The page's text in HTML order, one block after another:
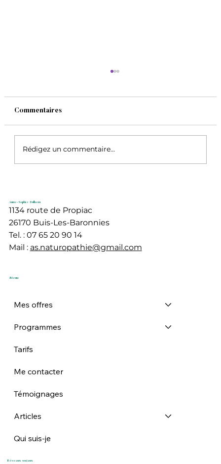
Commentaires
Rédigez un commentaire...
Anne-Sophie Dolhem
1134 route de Propiac
26170 Buis-Les-Baronnies
Tel. : 07 65 20 90 14
Mail : as.naturopathie@gmail.com
Menu
Mes offres
Programmes
Tarifs
Me contacter
Témoignages
Articles
Qui suis-je
Réseaux sociaux